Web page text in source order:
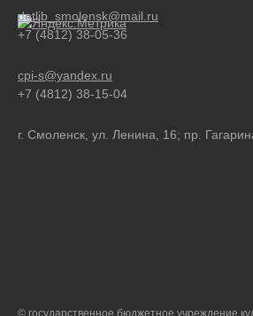
detlib_smolensk@mail.ru
+7 (4812) 38-05-36
cpi-s@yandex.ru
+7 (4812) 38-15-04
г. Смоленск, ул. Ленина, 16; пр.
© государственное бюджетное учреждение